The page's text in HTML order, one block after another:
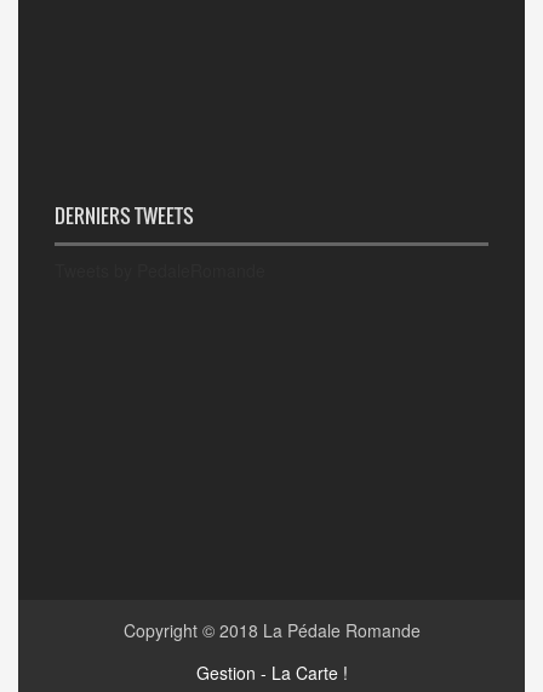
DERNIERS TWEETS
Copyright © 2018 La Pédale Romande
Gestion - La Carte !